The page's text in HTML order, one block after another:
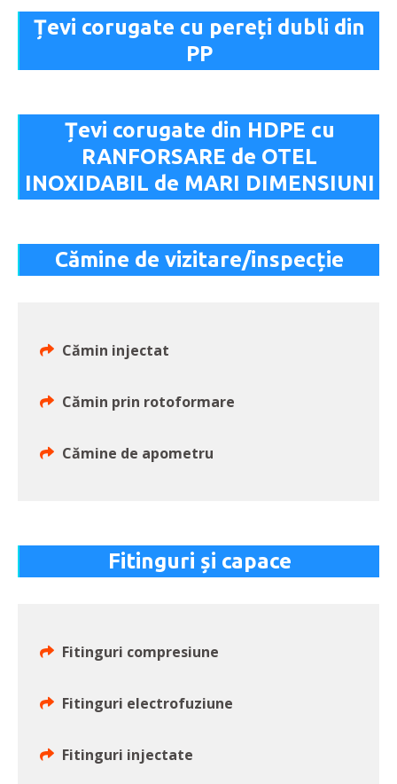
Țevi corugate cu pereți dubli din
PP
Țevi corugate din HDPE cu
RANFORSARE de OTEL
INOXIDABIL de MARI DIMENSIUNI
Cămine de vizitare/inspecție
Cămin injectat
Cămin prin rotoformare
Cămine de apometru
Fitinguri și capace
Fitinguri compresiune
Fitinguri electrofuziune
Fitinguri injectate